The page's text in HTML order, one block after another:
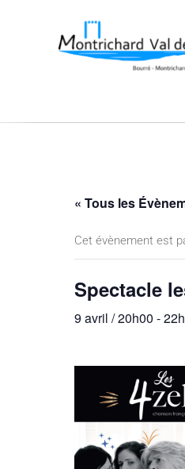
« Tous les
Cet évènement est
Spectacle
9 avril / 20h00 -